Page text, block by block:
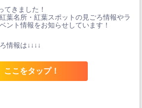
てきました！
葉名所・紅葉スポットの見ごろ情報やラ
ント情報をお知らせしています！
情報は↓↓↓↓
ここをタップ！